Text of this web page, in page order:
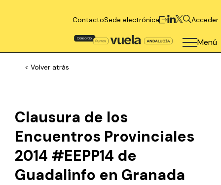
ContactoSede electrónica Acceder
Menú
< Volver atrás
Clausura de los
Encuentros Provinciales
2014 #EEPP14 de
Guadalinfo en Granada